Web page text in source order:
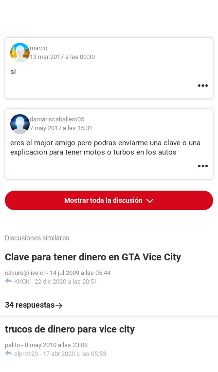
marco
13 mar 2017 a las 00:30
si
damariscaballero05
7 may 2017 a las 15:31
eres el mejor amigo pero podras enviarme una clave o una
explicacion para tener motos o turbos en los autos
Mostrar toda la discusión
Discusiones similares
Clave para tener dinero en GTA Vice City
ozkuro@live.cl - 14 jul 2009 a las 05:44
KKCK - 22 dic 2020 a las 20:51
34 respuestas
trucos de dinero para vice city
palito - 8 may 2010 a las 23:08
elpro123 - 17 abr 2020 a las 05:53